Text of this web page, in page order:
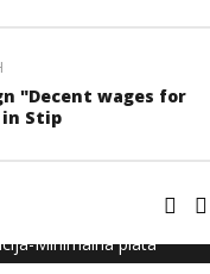
"Decent wages for
Stip